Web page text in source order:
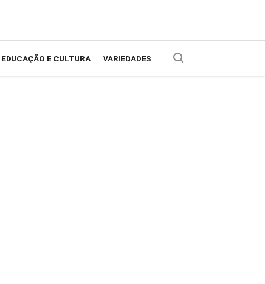
EDUCAÇÃO E CULTURA VARIEDADES